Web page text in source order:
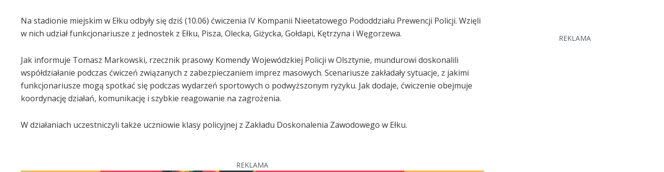
Na stadionie miejskim w Ełku odbyły się dziś (10.06) ćwiczenia IV Kompanii Nieetatowego Pododdziału Prewencji Policji. Wzięli
w nich udział funkcjonariusze z jednostek z Ełku, Pisza, Olecka, Giżycka, Gołdapi, Kętrzyna i Węgorzewa.
Jak informuje Tomasz Markowski, rzecznik prasowy Komendy Wojewódzkiej Policji w Olsztynie, mundurowi doskonalili
współdziałanie podczas ćwiczeń związanych z zabezpieczaniem imprez masowych. Scenariusze zakładały sytuacje, z jakimi
funkcjonariusze mogą spotkać się podczas wydarzeń sportowych o podwyższonym ryzyku. Jak dodaje, ćwiczenie obejmuje
koordynację działań, komunikację i szybkie reagowanie na zagrożenia.
W działaniach uczestniczyli także uczniowie klasy policyjnej z Zakładu Doskonalenia Zawodowego w Ełku.
REKLAMA
REKLAMA